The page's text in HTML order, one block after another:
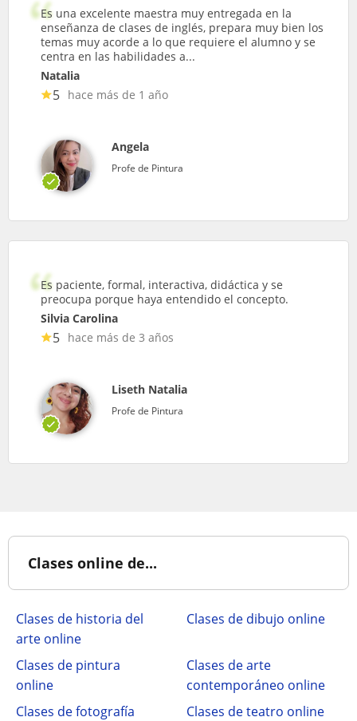
Es una excelente maestra muy entregada en la
enseñanza de clases de inglés, prepara muy bien los
temas muy acorde a lo que requiere el alumno y se
centra en las habilidades a...
Natalia
5 hace más de 1 año
Angela
Profe de Pintura
Es paciente, formal, interactiva, didáctica y se
preocupa porque haya entendido el concepto.
Silvia Carolina
5 hace más de 3 años
Liseth Natalia
Profe de Pintura
Clases online de...
Clases de historia del
arte online
Clases de dibujo online
Clases de pintura
online
Clases de arte
contemporáneo online
Clases de fotografía
Clases de teatro online